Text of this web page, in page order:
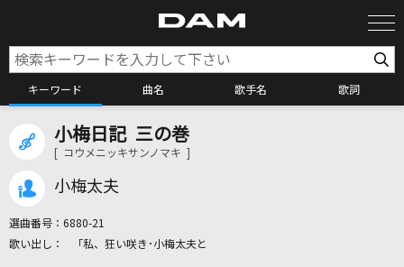
キーワード 曲名 歌手名 歌詞
カラオケ検索
小梅日記 三の巻
[ コウメニッキサンノマキ ]
小梅太夫
選曲番号： 6880-21
「私、狂い咲き･小梅太夫と